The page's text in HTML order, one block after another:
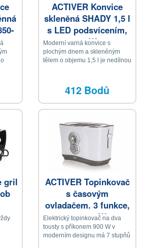
ACTIVER Konvice
skleněná SHADY 1,5 l
s LED podsvícením,
1850-2200W, 360st.
Moderní varná konvice s
plochým dnem a skleněným
tělem o objemu 1,5 l je nedílnou
412 Bodů
gril
ACTIVER Topinkovač
s časovým
ovladačem. 3 funkce,
750-900W
Elektrický topinkovač na dva
tousty s příkonem 900 W v
moderním designu má 7 stupňů